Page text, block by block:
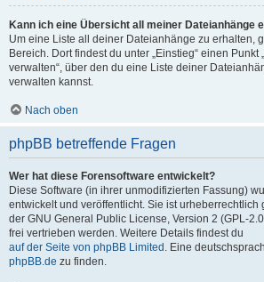
Kann ich eine Übersicht all meiner Dateianhänge
Um eine Liste all deiner Dateianhänge zu erhalten,
Bereich. Dort findest du unter „Einstieg“ einen Punkt
verwalten“, über den du eine Liste deiner
verwalten kannst.
Nach oben
phpBB betreffende Fragen
Wer hat diese Forensoftware entwickelt?
Diese Software (in ihrer unmodifizierten Fassung)
entwickelt und veröffentlicht. Sie ist urheberrechtlich
der GNU General Public License, Version 2 (GPL-
frei vertrieben werden. Weitere Details findest du
auf der Seite von phpBB Limited . Eine
phpBB.de zu finden.